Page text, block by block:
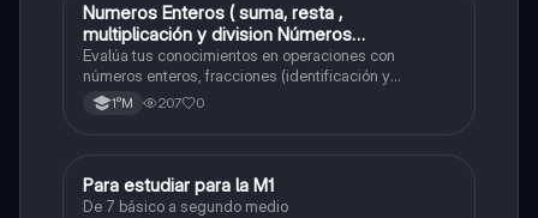
Matemáticas
Numeros Enteros ( suma, resta ,
multiplicación y division Números
Fraccionarios si es Propia o Impropia o mixto
( suma , resta , multiplicación y división)
Porcentaje ( fracción, porcentual y decimal).
Evalúa tus conocimientos en operaciones con
números enteros, fracciones (identificación y
operaciones) y conversiones de porcentajes (fracción,
decimal y viceversa).
1°M 207 0
Matemáticas
Para estudiar para la M1
De 7 básico a segundo medio